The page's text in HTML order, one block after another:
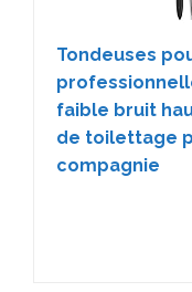
Tondeuses
faible bruit
de toilettage
compagnie